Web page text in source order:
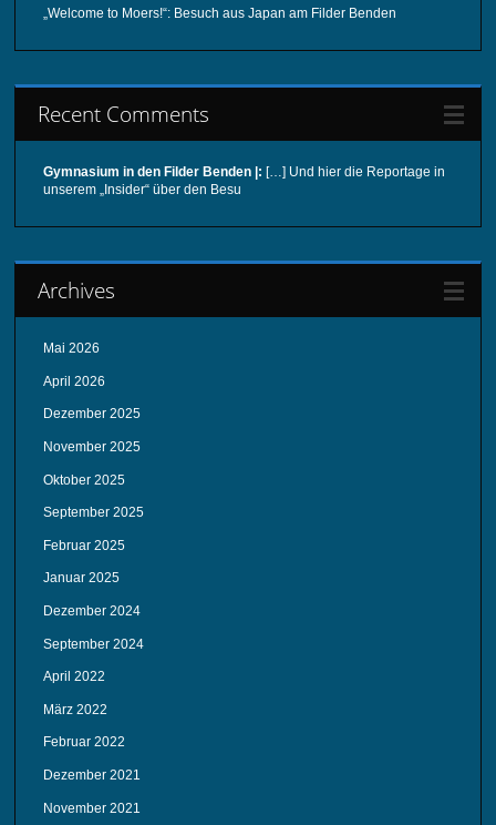
„Welcome to Moers!“: Besuch aus Japan am Filder Benden
Recent Comments
Gymnasium in den Filder Benden |: […] Und hier die Reportage in
unserem „Insider“ über den Besu
Archives
Mai 2026
April 2026
Dezember 2025
November 2025
Oktober 2025
September 2025
Februar 2025
Januar 2025
Dezember 2024
September 2024
April 2022
März 2022
Februar 2022
Dezember 2021
November 2021